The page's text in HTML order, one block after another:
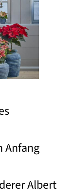
Anfang
Albert